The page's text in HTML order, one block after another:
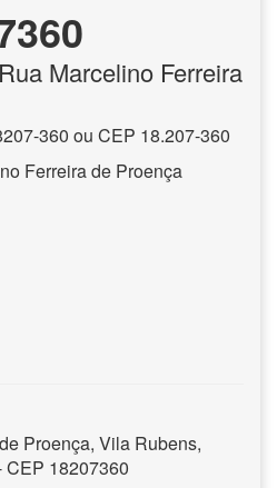
Marcelino Ferreira
360 ou CEP 18.207-360
Ferreira de Proença
Proença, Vila Rubens,
CEP 18207360